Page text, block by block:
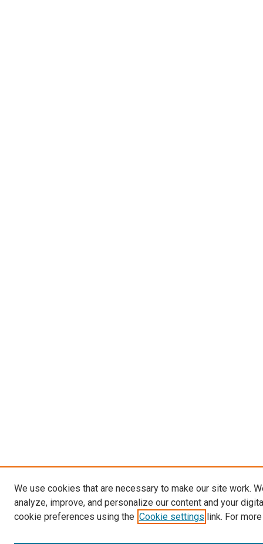
We use cookies that are necessary to make our site work.
analyze, improve, and personalize our content and your
cookie preferences using the Cookie settings link. For